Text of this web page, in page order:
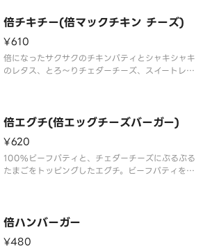
倍チキチー(倍マックチキン チーズ)
¥610
倍になったサクサクのチキンパティとシャキシャキ
のレタス、とろ～りチェダーチーズ、スイートレモ
倍エグチ(倍エッグチーズバーガー)
¥620
100%ビーフパティと、チェダーチーズにぷるぷる
たまごをトッピングしたエグチ。ビーフパティを倍
倍ハンバーガー
¥480